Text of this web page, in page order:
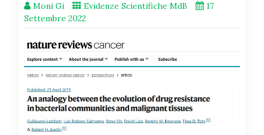
Moni Gi Evidenze Scientifiche MdB
17
Settembre 2022